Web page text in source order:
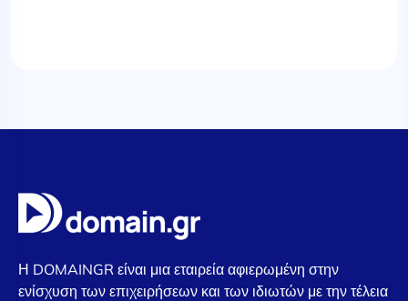
Η DOMAINGR είναι μια εταιρεία αφιερωμένη στην
ενίσχυση των επιχειρήσεων και των ιδιωτών με την τέλεια